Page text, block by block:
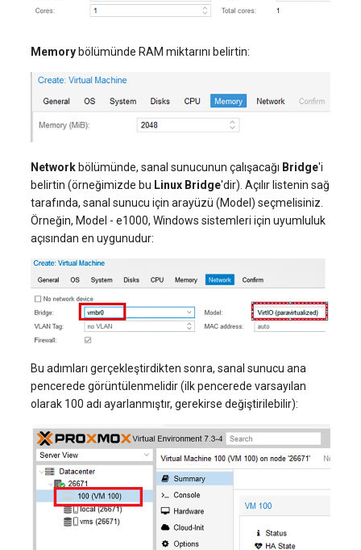
Memory bölümünde RAM miktarını belirtin:
Network bölümünde, sanal sunucunun çalışacağı Bridge'i
belirtin (örneğimizde bu Linux Bridge'dir). Açılır listenin sağ
tarafında, sanal sunucu için arayüzü (Model) seçmelisiniz.
Örneğin, Model - e1000, Windows sistemleri için uyumluluk
açısından en uygunudur:
Bu adımları gerçekleştirdikten sonra, sanal sunucu ana
pencerede görüntülenmelidir (ilk pencerede varsayılan
olarak 100 adı ayarlanmıştır, gerekirse değiştirilebilir):